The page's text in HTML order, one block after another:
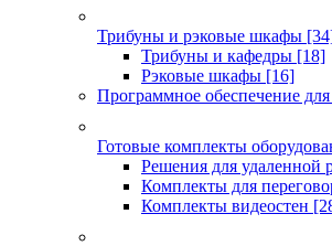
Трибуны и рэковые шкафы
Трибуны и кафедры [18]
Рэковые шкафы [16]
Программное обеспечение
Готовые комплекты
Решения для удаленной
Комплекты для
Комплекты видеостен